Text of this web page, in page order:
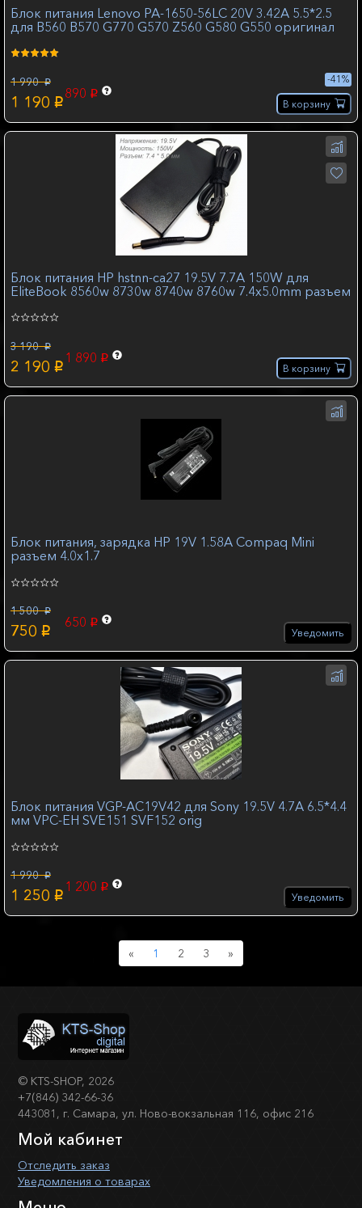
Блок питания Lenovo PA-1650-56LC 20V 3.42A 5.5*2.5
для B560 B570 G770 G570 Z560 G580 G550 оригинал
1 990 p
1 190 p
890 p
-41%
В корзину
Блок питания HP hstnn-ca27 19.5V 7.7A 150W для
EliteBook 8560w 8730w 8740w 8760w 7.4x5.0mm разъем
3 190 p
2 190 p
1 890 p
В корзину
Блок питания, зарядка HP 19V 1.58A Compaq Mini
разъем 4.0x1.7
1 500 p
750 p
650 p
Уведомить
Блок питания VGP-AC19V42 для Sony 19.5V 4.7A 6.5*4.4
мм VPC-EH SVE151 SVF152 orig
1 990 p
1 250 p
1 200 p
Уведомить
« Previous
1 2 3 »
© KTS-SHOP, 2026
+7(846) 342-66-36
443081, г. Самара, ул. Ново-вокзальная 116, офис 216
Мой кабинет
Отследить заказ
Уведомления о товарах